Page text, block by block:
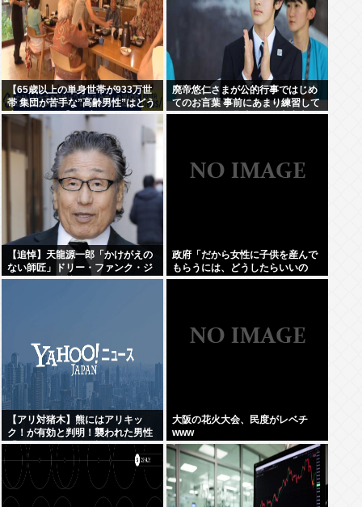
【65歳以上の単身世帯が933万世
帯 集団が苦手な”高齢男性”はどう
生きていく？】孤独死のリスク
も…専門家 「8日以上見つからな
いのも圧倒的に男性」
廃帝悠仁さまが公的行事ではじめ
てのお言葉 事前にあまり練習して
ないっぽい。滑舌悪いし大丈夫な
【追悼】天龍源一郎「かけがえの
ない師匠」ドリー・ファンク・ジ
ュニアさん追悼
政府「だから女性に子供を産んで
もらうには、どうしたらいいの
よ;;」
【アリ対猪木】熊にはアリキッ
ク！が有効と判明！襲われた男性
「アリキックで追っ払った」
大阪の花火大会、民度がレベチ
www